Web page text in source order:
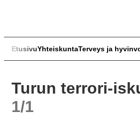
EtusivuYhteiskuntaTerveys ja
Turun terrori-
1/1